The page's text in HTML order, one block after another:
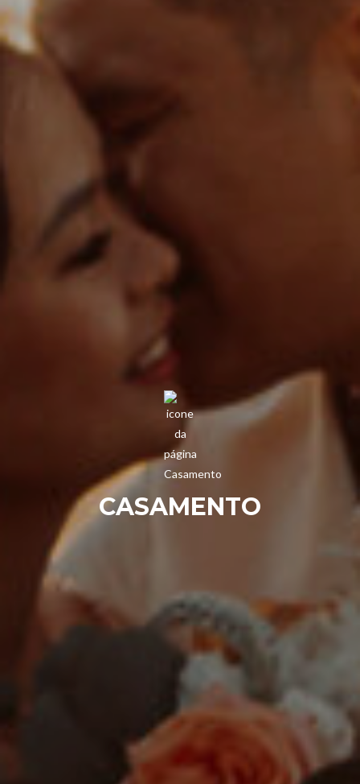
CASAMENTO